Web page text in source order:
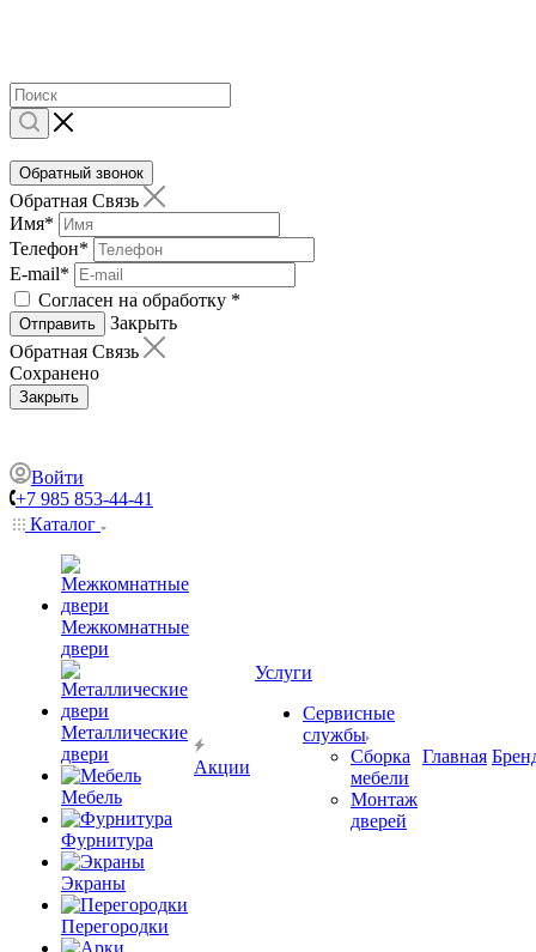
Обратный звонок
Обратная Связь
Имя*
Телефон*
E-mail*
Согласен на обработку *
Отправить
Закрыть
Обратная Связь
Сохранено
Закрыть
Войти
+7 985 853-44-41
Каталог
Межкомнатные
двери
Металлические
двери
Мебель
Фурнитура
Экраны
Перегородки
Акции
Услуги
Сервисные
службы
Сборка
мебели
Монтаж
дверей
Главная